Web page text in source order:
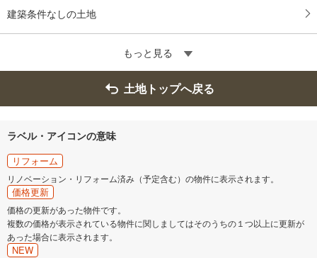
建築条件なしの土地
もっと見る
土地トップへ戻る
ラベル・アイコンの意味
リフォーム
リノベーション・リフォーム済み（予定含む）の物件に表示されます。
価格更新
価格の更新があった物件です。
複数の価格が表示されている物件に関しましてはそのうちの１つ以上に更新が
あった場合に表示されます。
NEW